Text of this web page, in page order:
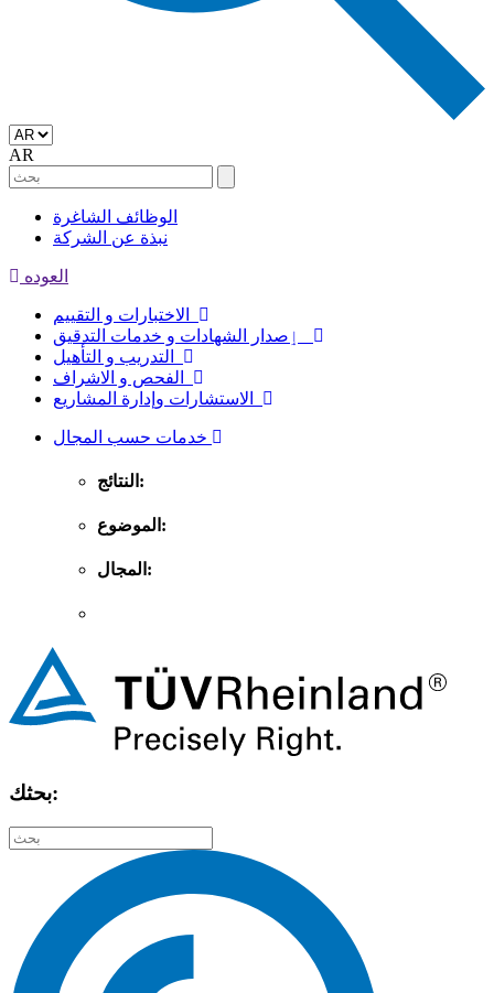
AR
الوظائف الشاغرة
نبذة عن الشركة
العوده
النتائج:
الموضوع:
المجال:
بحثك: